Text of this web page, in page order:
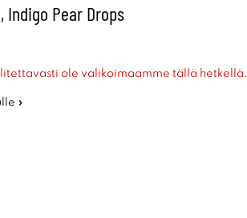
Indigo Pear Drops
ole valikoimaamme tällä hetkellä.
»